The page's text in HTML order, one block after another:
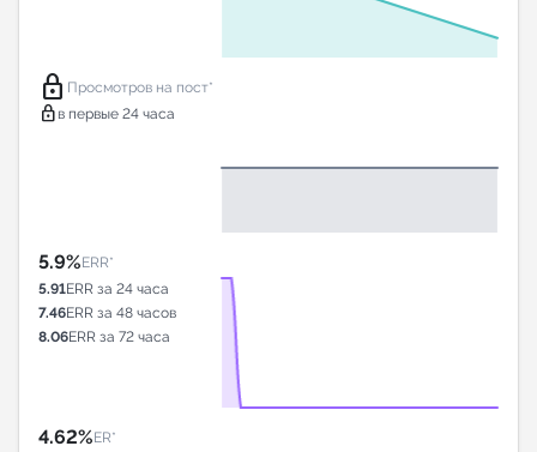
lock Просмотров на пост*
lock в первые 24 часа
5.9%ERR*
5.91ERR за 24 часа
7.46ERR за 48 часов
8.06ERR за 72 часа
4.62%ER*